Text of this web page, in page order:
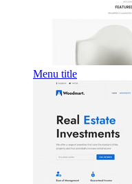
Menu title